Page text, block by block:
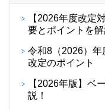
【2026年度改定
要とポイントを解
令和8（2026）年
改定のポイント
【2026年版】ベ
説！